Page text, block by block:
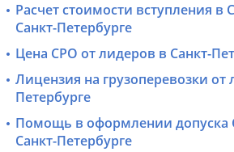
Расчет стоимости вступления в
Санкт-Петербурге
Цена СРО от лидеров в Санкт-
Лицензия на грузоперевозки от
Петербурге
Помощь в оформлении допуска
Санкт-Петербурге